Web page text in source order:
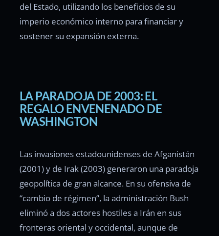
del Estado, utilizando los beneficios de su
imperio económico interno para financiar y
sostener su expansión externa.
LA PARADOJA DE 2003: EL
REGALO ENVENENADO DE
WASHINGTON
Las invasiones estadounidenses de Afganistán
(2001) y de Irak (2003) generaron una paradoja
geopolítica de gran alcance. En su ofensiva de
“cambio de régimen”, la administración Bush
eliminó a dos actores hostiles a Irán en sus
fronteras oriental y occidental, aunque de